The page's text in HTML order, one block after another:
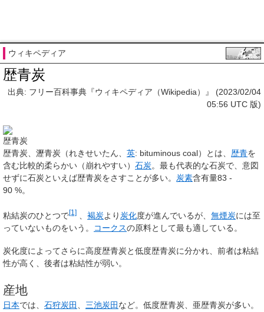
ウィキペディア
歴青炭
出典: フリー百科事典『ウィキペディア（Wikipedia）』 (2023/02/04
05:56 UTC 版)
歴青炭
歴青炭
瀝青炭 （れきせいたん、 英: bituminous coal）とは、 歴青を
含む比較的柔らかい（崩れやすい） 石炭。最も代表的な石炭で、意図
せずに石炭といえば歴青炭をさすことが多い。 炭素含有量83 -
90 %。
粘結炭のひとつで[1] 褐炭より 炭化度が進んでいるが、 無煙炭には至
っていないものをいう。
コークスの原料として最も適している。
炭化度によってさらに高度歴青炭と低度歴青炭に分かれ、前者は粘結
性が高く、後者は粘結性が弱い。
産地
日本では、 石狩炭田 三池炭田 など。低度歴青炭、亜歴青炭が多い。